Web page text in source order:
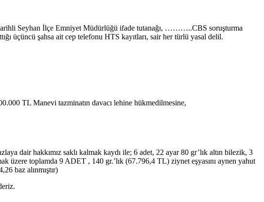
Seyhan İlçe Emniyet Müdürlüğü ifade tutanağı, ………..CBS soruşturma
üçüncü şahsa ait cep telefonu HTS kayıtları, sair her türlü yasal delil.
TL Manevi tazminatın davacı lehine hükmedilmesine,
dair hakkımız saklı kalmak kaydı ile; 6 adet, 22 ayar 80 gr’lık altın bilezik, 3
üzere toplamda 9 ADET , 140 gr.’lık (67.796,4 TL) ziynet eşyasını aynen yahut
baz alınmıştır)